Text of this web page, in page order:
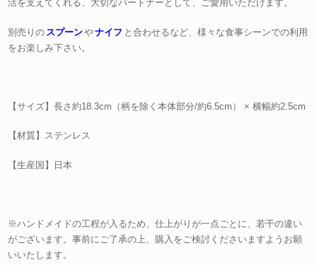
活を支えてくれる、大切なパートナーとして、ご愛用いただけます。
別売りの スプーンやナイフ と合わせるなど、様々な食事シーンでの利用
をお楽しみ下さい。
【サイズ】長さ約18.3cm（柄を除く本体部分/約6.5cm） × 横幅約2.5cm
【材質】ステンレス
【生産国】日本
※ハンドメイドの工程が入るため、仕上がりが一点ごとに、若干の違い
がございます。事前にご了承の上、購入をご検討くださいますようお願
いいたします。